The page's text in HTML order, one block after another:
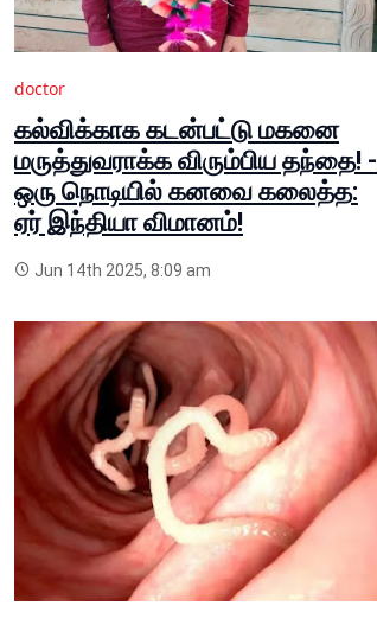
doctor
கல்விக்காக கடன்பட்டு மகனை
மருத்துவராக்க விரும்பிய தந்தை! -
ஒரு நொடியில் கனவை கலைத்த:
ஏர் இந்தியா விமானம்!
Jun 14th 2025, 8:09 am